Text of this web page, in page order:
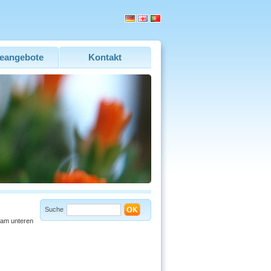
Kontakt
unteren
Suche